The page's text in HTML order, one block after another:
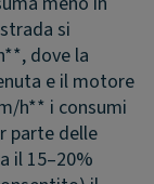
si
dove la
e il motore
h** i consumi
parte delle
il 15–20%